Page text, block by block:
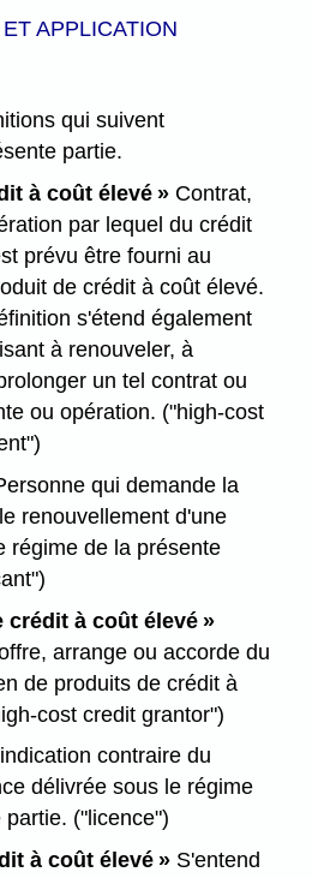
APPLICATION
qui suivent
partie.
à coût élevé »Contrat,
par lequel du crédit
prévu être fourni au
de crédit à coût élevé.
s'étend également
à renouveler, à
un tel contrat ou
ou opération. ("high-cost
qui demande la
renouvellement d'une
régime de la présente
à coût élevé »
arrange ou accorde du
de produits de crédit à
cost credit grantor")
contraire du
délivrée sous le régime
("licence")
à coût élevé » S'entend